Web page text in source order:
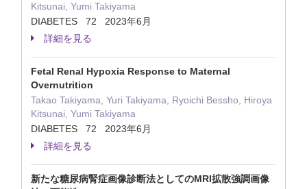
Kitsunai, Yumi Takiyama
DIABETES 72 2023年6月
詳細を見る
Fetal Renal Hypoxia Response to Maternal
Overnutrition
Takao Takiyama, Yuri Takiyama, Ryoichi Bessho, Hiroya
Kitsunai, Yumi Takiyama
DIABETES 72 2023年6月
詳細を見る
新たな糖尿病腎症画像診断法としてのMRI拡散強調画像